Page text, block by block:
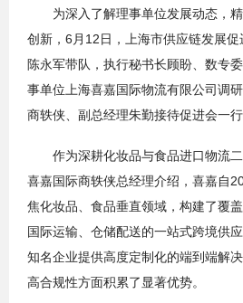
为深入了解理事单位发展动态，精
创新，6月12日，上海市供应链发展
陈永军带队，执行秘书长顾盼、数专
事单位上海喜嘉国际物流有限公司调
商轶侠、副总经理朱勤接待促进会一行
作为深耕化妆品与食品进口物流二
喜嘉国际商轶侠总经理介绍，喜嘉自
焦化妆品、食品垂直领域，构建了覆
国际运输、仓储配送的一站式跨境供
知名企业提供高度定制化的端到端解
高合规性方面积累了显著优势。